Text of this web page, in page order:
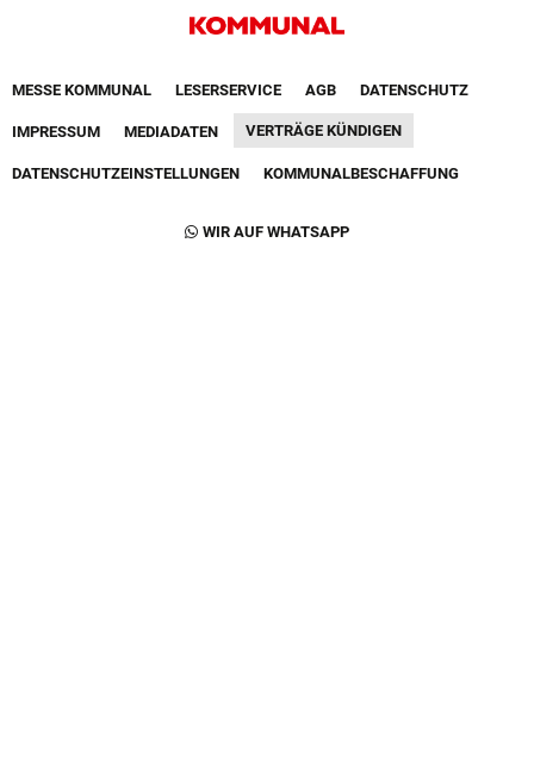
Footer First Navigation
MESSE KOMMUNAL LESERSERVICE AGB DATENSCHUTZ
IMPRESSUM MEDIADATEN VERTRÄGE KÜNDIGEN
DATENSCHUTZEINSTELLUNGEN KOMMUNALBESCHAFFUNG
Footer Second Navigation
WIR AUF WHATSAPP